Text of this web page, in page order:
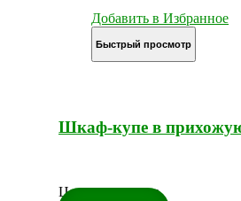
Добавить в Избранное
Быстрый просмотр
Шкаф-купе в
Цена по запросу